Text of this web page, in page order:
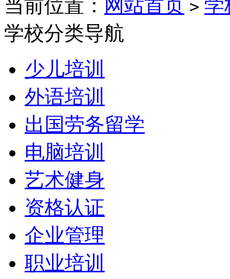
当前位置： 网站首页 > 学
学校分类导航
少儿培训
外语培训
出国劳务留学
电脑培训
艺术健身
资格认证
企业管理
职业培训